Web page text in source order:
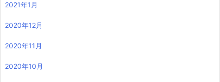
2021年1月
2020年12月
2020年11月
2020年10月